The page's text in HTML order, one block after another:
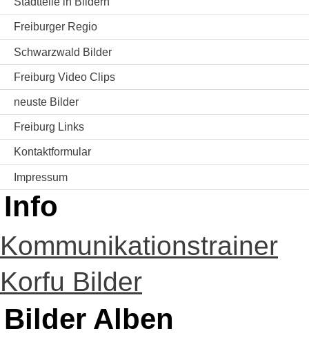
Freiburger Regio
Schwarzwald Bilder
Freiburg Video Clips
neuste Bilder
Freiburg Links
Kontaktformular
Impressum
Info
Kommunikationstrainer
Korfu Bilder
Bilder Alben